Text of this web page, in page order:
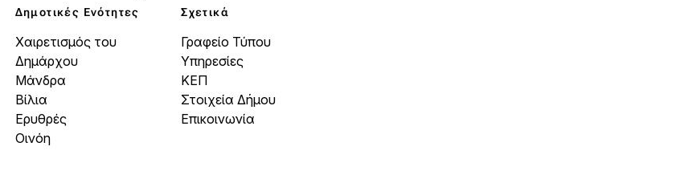
Δημοτικές Ενότητες
Χαιρετισμός του
Δημάρχου
Μάνδρα
Βίλια
Ερυθρές
Οινόη
Σχετικά
Γραφείο Τύπου
Υπηρεσίες
ΚΕΠ
Στοιχεία Δήμου
Επικοινωνία